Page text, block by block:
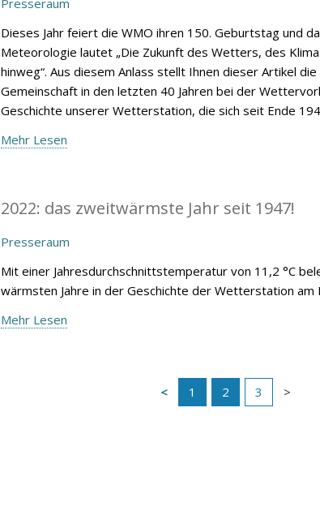
Dieses Jahr feiert die WMO ihren 150. Geburtstag und
Meteorologie lautet „Die Zukunft des Wetters, des
hinweg“. Aus diesem Anlass stellt Ihnen dieser Artikel
Gemeinschaft in den letzten 40 Jahren bei der
Geschichte unserer Wetterstation, die sich seit Ende
Mehr Lesen
2022: das zweitwärmste Jahr seit 1947!
Presseraum
Mit einer Jahresdurchschnittstemperatur von 11,2 °C
wärmsten Jahre in der Geschichte der Wetterstation am
Mehr Lesen
1 2 3